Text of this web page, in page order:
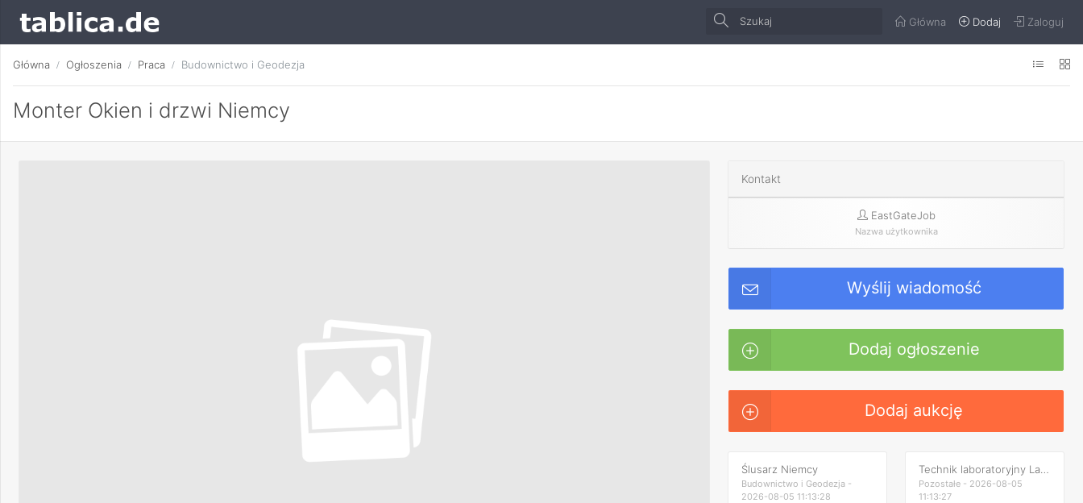
Główna Dodaj Zaloguj
Główna Ogłoszenia Praca Budownictwo i Geodezja
Monter Okien i drzwi Niemcy
Kontakt
EastGateJob
Nazwa użytkownika
Wyślij wiadomość
Dodaj ogłoszenie
Dodaj aukcję
Ślusarz Niemcy
Budownictwo i Geodezja -
2026-08-05 11:13:28
Pozostałe - 2026-08-05
11:13:27